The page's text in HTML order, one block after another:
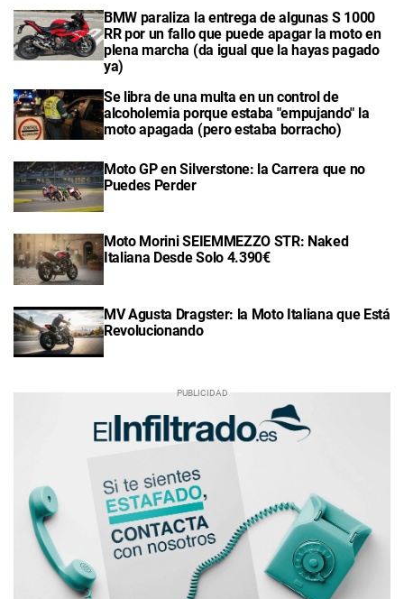
BMW paraliza la entrega de algunas S 1000
RR por un fallo que puede apagar la moto en
plena marcha (da igual que la hayas pagado
ya)
Se libra de una multa en un control de
alcoholemia porque estaba "empujando" la
moto apagada (pero estaba borracho)
Moto GP en Silverstone: la Carrera que no
Puedes Perder
Moto Morini SEIEMMEZZO STR: Naked
Italiana Desde Solo 4.390€
MV Agusta Dragster: la Moto Italiana que Está
Revolucionando